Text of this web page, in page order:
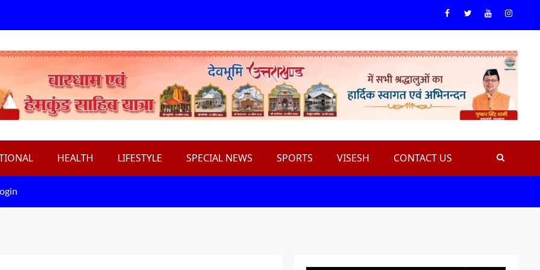
Facebook
TwiteerYoutube
HEALTH LIFESTYLE SPECIAL NEWS SPORTS VISESH CONTACT US